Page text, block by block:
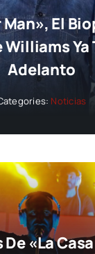
El
Williams Ya
Adelanto
Noticias
De «La